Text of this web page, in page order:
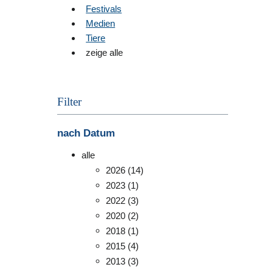
Festivals
Medien
Tiere
zeige alle
Filter
nach Datum
alle
2026 (14)
2023 (1)
2022 (3)
2020 (2)
2018 (1)
2015 (4)
2013 (3)